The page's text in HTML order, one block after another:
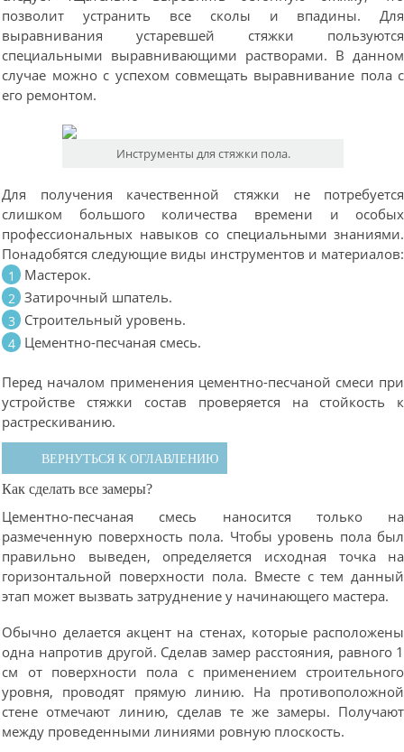
позволит устранить все сколы и впадины. Для
выравнивания устаревшей стяжки пользуются
специальными выравнивающими растворами. В данном
случае можно с успехом совмещать выравнивание пола с
его ремонтом.
Инструменты для стяжки пола.
Для получения качественной стяжки не потребуется
слишком большого количества времени и особых
профессиональных навыков со специальными знаниями.
Понадобятся следующие виды инструментов и материалов:
Мастерок.
Затирочный шпатель.
Строительный уровень.
Цементно-песчаная смесь.
Перед началом применения цементно-песчаной смеси при
устройстве стяжки состав проверяется на стойкость к
растрескиванию.
ВЕРНУТЬСЯ К ОГЛАВЛЕНИЮ
Как сделать все замеры?
Цементно-песчаная смесь наносится только на
размеченную поверхность пола. Чтобы уровень пола был
правильно выведен, определяется исходная точка на
горизонтальной поверхности пола. Вместе с тем данный
этап может вызвать затруднение у начинающего мастера.
Обычно делается акцент на стенах, которые расположены
одна напротив другой. Сделав замер расстояния, равного 1
см от поверхности пола с применением строительного
уровня, проводят прямую линию. На противоположной
стене отмечают линию, сделав те же замеры. Получают
между проведенными линиями ровную плоскость.